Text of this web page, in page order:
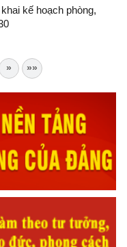
kế hoạch phòng,
» »»